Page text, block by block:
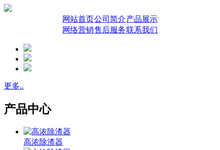
网站首页公司简介产品展示
网络营销售后服务联系我们
更多..
产品中心
高浓除渣器